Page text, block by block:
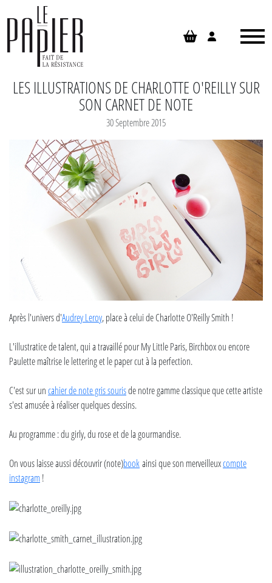
LES ILLUSTRATIONS DE CHARLOTTE O'REILLY SUR
SON CARNET DE NOTE
30 Septembre 2015
Après l'univers d'Audrey Leroy, place à celui de Charlotte O'Reilly Smith !
L'illustratice de talent, qui a travaillé pour My Little Paris, Birchbox ou encore
Paulette maîtrise le lettering et le paper cut à la perfection.
C'est sur uncahier de note gris sourisde notre gamme classique que cette artiste
s'est amusée à réaliser quelques dessins.
Au programme : du girly, du rose et de la gourmandise.
On vous laisse aussi découvrir (note)bookainsi que son merveilleuxcompte
instagram !
Panneau de gestion des cookies